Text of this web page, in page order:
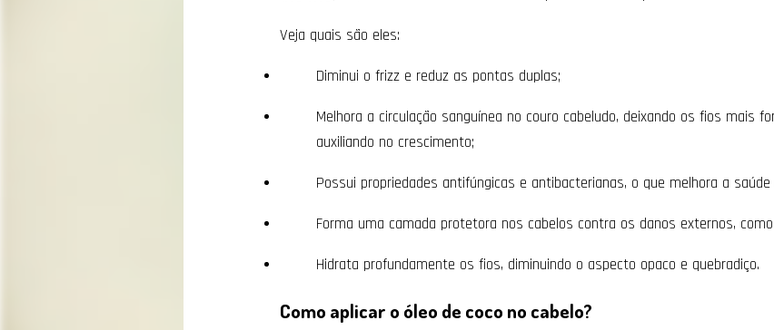
Veja quais são eles:
Diminui o frizz e reduz as pontas duplas;
Melhora a circulação sanguínea no couro cabeludo, deixando os fios mais
auxiliando no crescimento;
Possui propriedades antifúngicas e antibacterianas, o que melhora a saúde
Forma uma camada protetora nos cabelos contra os danos externos,
Hidrata profundamente os fios, diminuindo o aspecto opaco e quebradiço.
Como aplicar o óleo de coco no cabelo?